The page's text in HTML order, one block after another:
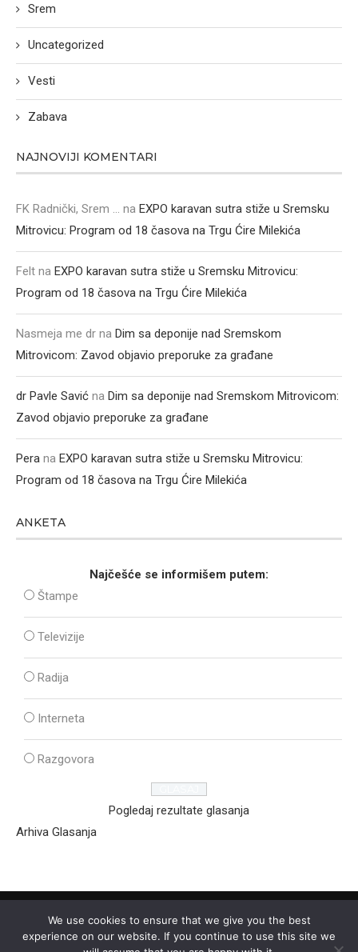
Srem
Uncategorized
Vesti
Zabava
NAJNOVIJI KOMENTARI
FK Radnički, Srem ... na EXPO karavan sutra stiže u Sremsku
Mitrovicu: Program od 18 časova na Trgu Ćire Milekića
Felt na EXPO karavan sutra stiže u Sremsku Mitrovicu:
Program od 18 časova na Trgu Ćire Milekića
Nasmeja me dr na Dim sa deponije nad Sremskom
Mitrovicom: Zavod objavio preporuke za građane
dr Pavle Savić na Dim sa deponije nad Sremskom Mitrovicom:
Zavod objavio preporuke za građane
Pera na EXPO karavan sutra stiže u Sremsku Mitrovicu:
Program od 18 časova na Trgu Ćire Milekića
ANKETA
Najčešće se informišem putem:
Štampe
Televizije
Radija
Interneta
Razgovora
Pogledaj rezultate glasanja
Arhiva Glasanja
We use cookies to ensure that we give you the best
experience on our website. If you continue to use this site we